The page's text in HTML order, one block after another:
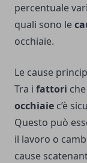
percentuale
quali sono le
occhiaie.
Le cause
Tra i fattori
occhiaie c’è
Questo può
il lavoro o
cause